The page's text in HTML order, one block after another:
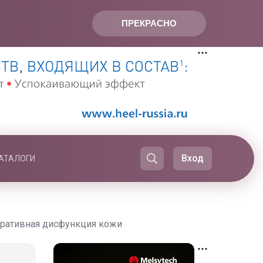
ПРЕКРАСНО
Вход
дисфункция кожи